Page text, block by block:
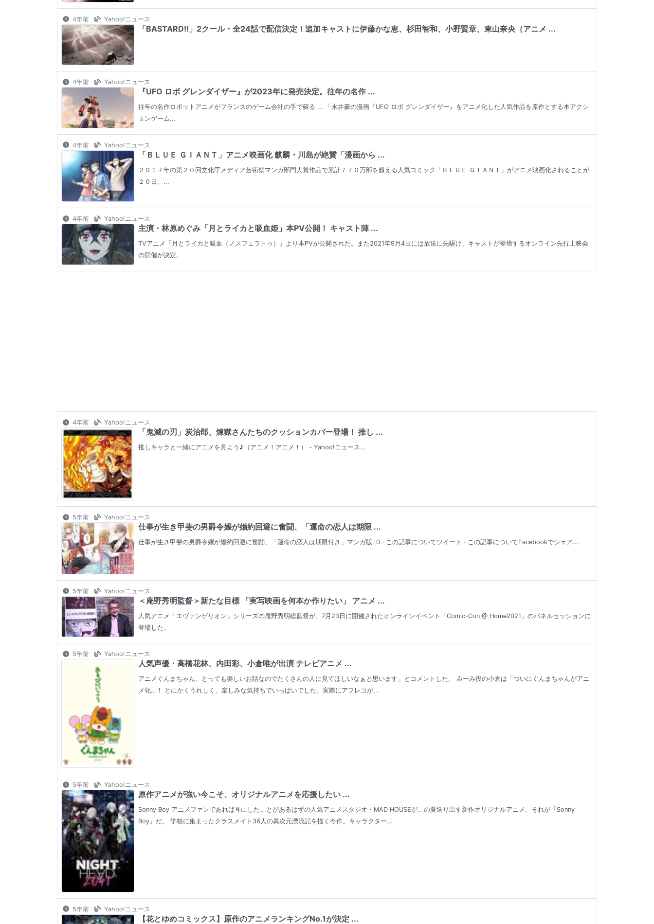
4年前 Yahoo!ニュース
「BASTARD!!」2クール・全24話で配信決定！追加キャストに伊藤かな恵、杉田智和、小野賢章、東山奈央（アニメ ...
4年前 Yahoo!ニュース
『UFO ロボ グレンダイザー』が2023年に発売決定。往年の名作 ...
往年の名作ロボットアニメがフランスのゲーム会社の手で蘇る ... 「永井豪の漫画『UFO ロボ グレンダイザー』をアニメ化した人気作品を原作とする本アクシ
ョンゲーム...
4年前 Yahoo!ニュース
「ＢＬＵＥ ＧＩＡＮＴ」アニメ映画化 麒麟・川島が絶賛「漫画から ...
２０１７年の第２０回文化庁メディア芸術祭マンガ部門大賞作品で累計７７０万部を超える人気コミック「ＢＬＵＥ ＧＩＡＮＴ」がアニメ映画化されることが
２０日、...
4年前 Yahoo!ニュース
主演・林原めぐみ「月とライカと吸血姫」本PV公開！ キャスト陣 ...
TVアニメ『月とライカと吸血（ノスフェラトゥ）』より本PVが公開された。また2021年9月4日には放送に先駆け、キャストが登壇するオンライン先行上映会
の開催が決定。
4年前 Yahoo!ニュース
「鬼滅の刃」炭治郎、煉獄さんたちのクッションカバー登場！ 推し ...
推しキャラと一緒にアニメを見よう♪（アニメ！アニメ！） - Yahoo!ニュース...
5年前 Yahoo!ニュース
仕事が生き甲斐の男爵令嬢が婚約回避に奮闘、「運命の恋人は期限 ...
仕事が生き甲斐の男爵令嬢が婚約回避に奮闘、「運命の恋人は期限付き」マンガ版. 0 · この記事についてツイート · この記事についてFacebookでシェア...
5年前 Yahoo!ニュース
＜庵野秀明監督＞新たな目標 「実写映画を何本か作りたい」 アニメ ...
人気アニメ「エヴァンゲリオン」シリーズの庵野秀明総監督が、7月23日に開催されたオンラインイベント「Comic-Con @ Home2021」のパネルセッションに
登場した。
5年前 Yahoo!ニュース
人気声優・高橋花林、内田彩、小倉唯が出演 テレビアニメ ...
アニメぐんまちゃん、とっても楽しいお話なのでたくさんの人に見てほしいなぁと思います」とコメントした。 みーみ役の小倉は「ついにぐんまちゃんがアニ
メ化…！ とにかくうれしく、楽しみな気持ちでいっぱいでした。実際にアフレコが...
5年前 Yahoo!ニュース
原作アニメが強い今こそ、オリジナルアニメを応援したい ...
Sonny Boy アニメファンであれば耳にしたことがあるはずの人気アニメスタジオ・MAD HOUSEがこの夏送り出す新作オリジナルアニメ、それが『Sonny
Boy』だ。 学校に集まったクラスメイト36人の異次元漂流記を描く今作。キャラクター...
5年前 Yahoo!ニュース
【花とゆめコミックス】原作のアニメランキングNo.1が決定 ...